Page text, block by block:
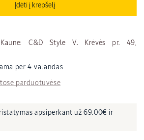
Įdėti į krepšelį
Kaune: C&D Style V. Krėvės pr. 49,
per 4 valandas
parduotuvėse
apsiperkant už 69.00€ ir